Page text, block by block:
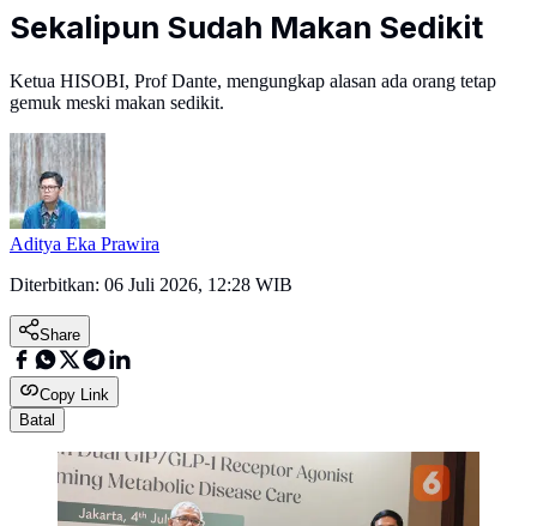
Sekalipun Sudah Makan Sedikit
Ketua HISOBI, Prof Dante, mengungkap alasan ada orang tetap
gemuk meski makan sedikit.
Aditya Eka Prawira
Diterbitkan: 06 Juli 2026, 12:28 WIB
Share
Copy Link
Batal